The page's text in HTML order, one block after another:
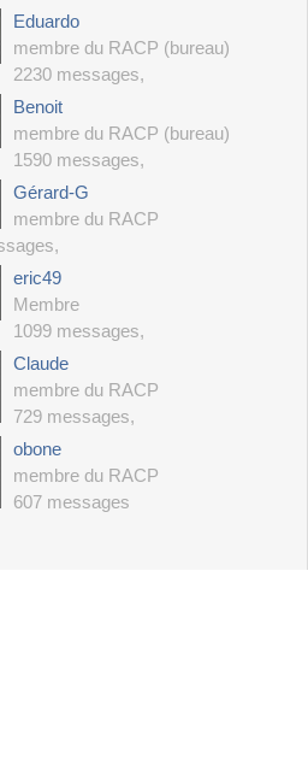
Eduardo
membre du RACP (bureau)
2230 messages,
Benoit
membre du RACP (bureau)
1590 messages,
Gérard-G
membre du RACP
,
eric49
Membre
1099 messages,
Claude
membre du RACP
729 messages,
obone
membre du RACP
607 messages